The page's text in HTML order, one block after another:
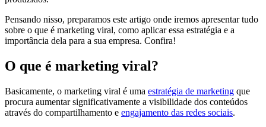
Pensando nisso, preparamos este artigo onde iremos apresentar tudo
sobre o que é marketing viral, como aplicar essa estratégia e a
importância dela para a sua empresa. Confira!
O que é marketing viral?
Basicamente, o marketing viral é uma estratégia de marketing que
procura aumentar significativamente a visibilidade dos conteúdos
através do compartilhamento e engajamento das redes sociais.